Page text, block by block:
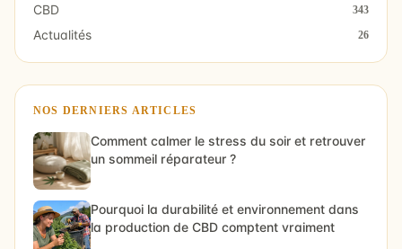
CBD 343
Actualités 26
NOS DERNIERS ARTICLES
Comment calmer le stress du soir et retrouver
un sommeil réparateur ?
Pourquoi la durabilité et environnement dans
la production de CBD comptent vraiment